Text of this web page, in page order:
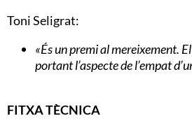
Toni Seligrat:
«És un premi al mereixement.
portant l’aspecte de l’empat
FITXA TÈCNICA